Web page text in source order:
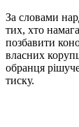
За словами
тих, хто
позбавити
власних
обранця
тиску.